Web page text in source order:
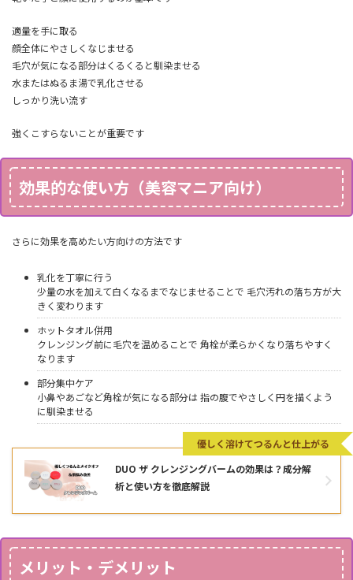
適量を手に取る
顔全体にやさしくなじませる
毛穴が気になる部分はくるくると馴染ませる
水またはぬるま湯で乳化させる
しっかり洗い流す
強くこすらないことが重要です
効果的な使い方（美容マニア向け）
さらに効果を高めたい方向けの方法です
乳化を丁寧に行う
少量の水を加えて白くなるまでなじませることで 毛穴汚れの落ち方が大
きく変わります
ホットタオル併用
クレンジング前に毛穴を温めることで 角栓が柔らかくなり落ちやすく
なります
部分集中ケア
小鼻やあごなど角栓が気になる部分は 指の腹でやさしく円を描くよう
に馴染ませる
DUO ザ クレンジングバームの効果は？成分解
析と使い方を徹底解説
優しく溶けてつるんと仕上がる
メリット・デメリット